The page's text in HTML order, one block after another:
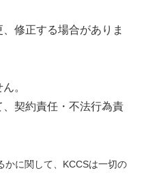
修正する場合がありま
。
契約責任・不法行為責
かに関して、KCCSは一切の